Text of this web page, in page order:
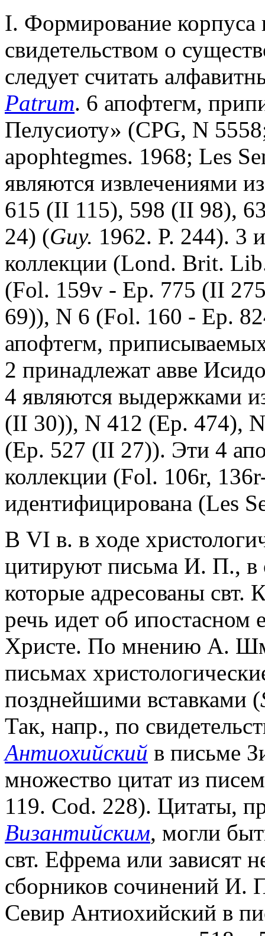
I. Формирование
свидетельством о
следует считать
Patrum. 6 апофтегм,
Пелусиоту» (CPG, N
apophtegmes. 1968; Les
являются извлечениями
615 (II 115), 598 (II 98),
24) (Guy. 1962. P. 244). 3
коллекции (Lond. Brit.
(Fol. 159v - Ep. 775 (II
69)), N 6 (Fol. 160 - Ep.
апофтегм,
2 принадлежат авве
4 являются выдержками
(II 30)), N 412 (Ep. 474),
(Ep. 527 (II 27)). Эти 4
коллекции (Fol. 106r,
идентифицирована (Les
В VI в. в ходе
цитируют письма И. П., в
которые адресованы свт.
речь идет об ипостасном
Христе. По мнению А.
письмах
позднейшими вставками (
Так, напр., по
Антиохийский в письме
множество цитат из
119. Cod. 228). Цитаты,
Византийским, могли
свт. Ефрема или зависят
сборников сочинений И.
Севир Антиохийский в